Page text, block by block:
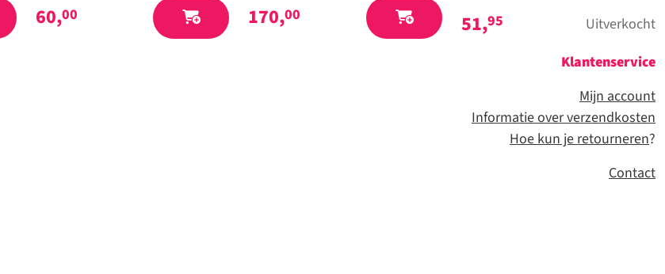
60,00 170,00 51,95
Uitverkocht
Klantenservice
Mijn account
Informatie over verzendkosten
Hoe kun je retourneren?
Contact